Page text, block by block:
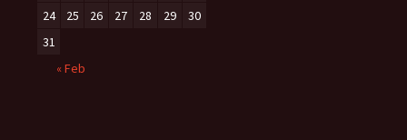
24
25 26 27 28 29
30
31
« Feb